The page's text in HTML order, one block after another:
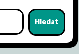
Hledat